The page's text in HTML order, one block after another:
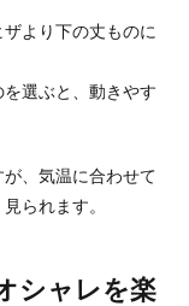
期何を着ていく
服装は自由です」と言
由だからといって普段
て
より下の丈ものに
選ぶと、動きやす
、気温に合わせて
られます。
シャレを楽